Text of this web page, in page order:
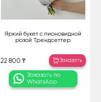
Яркий букет с пионовидной
розой Трендсеттер
22 800 ₸ Заказать
Заказать по
WhatsApp